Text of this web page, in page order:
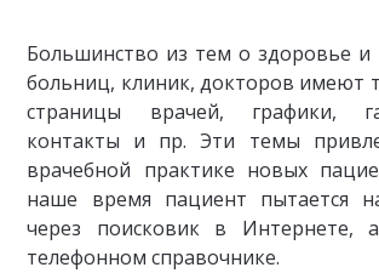
Большинство из тем о здоровье и
больниц, клиник, докторов имеют
страницы врачей, графики,
контакты и пр. Эти темы
врачебной практике новых
наше время пациент пытается
через поисковик в Интернете,
телефонном справочнике.